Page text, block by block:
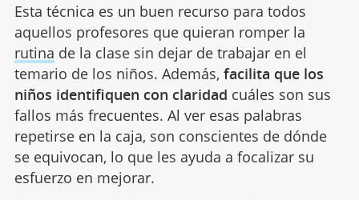
Esta técnica es un buen recurso para todos
aquellos profesores que quieran romper la
rutina de la clase sin dejar de trabajar en el
temario de los niños. Además, facilita que los
niños identifiquen con claridad cuáles son sus
fallos más frecuentes. Al ver esas palabras
repetirse en la caja, son conscientes de dónde
se equivocan, lo que les ayuda a focalizar su
esfuerzo en mejorar.